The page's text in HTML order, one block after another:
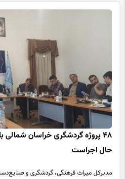
حال اجراست
مدیرکل میراث فرهنگی، گردشگری و